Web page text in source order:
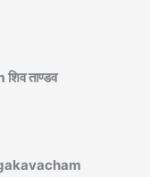
ताण्डव